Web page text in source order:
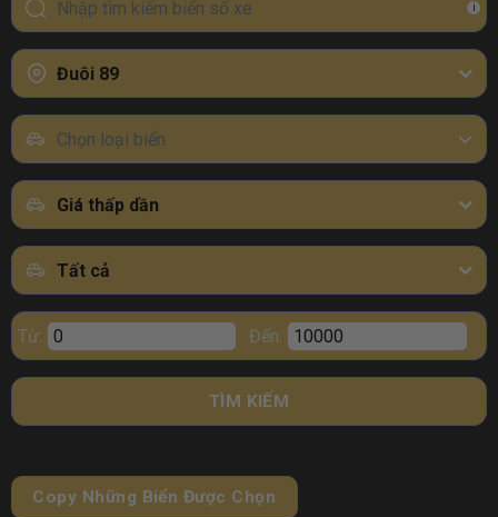
i
Đuôi 89
Chọn loại biển
Giá thấp dần
Tất cả
Từ: Đến:
TÌM KIẾM
Copy Những Biển Được Chọn